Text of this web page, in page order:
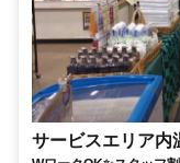
サービスエリア内